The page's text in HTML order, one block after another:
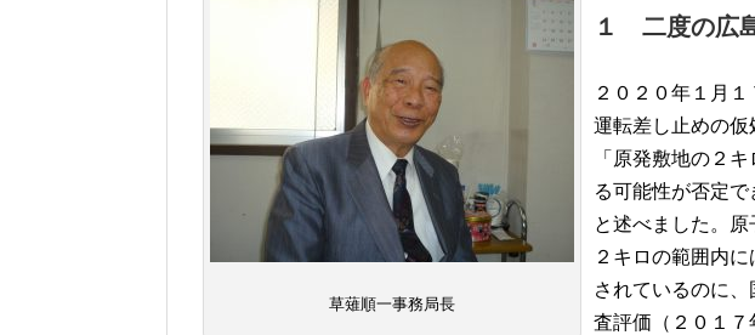
草薙順一事務局長
１ 二度の広
２０２０年１月
運転差し止めの仮
「原発敷地の２
る可能性が否定で
と述べました。
２キロの範囲内
されているのに
査評価（２０１７